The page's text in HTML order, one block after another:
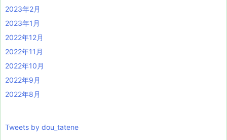
2023年2月
2023年1月
2022年12月
2022年11月
2022年10月
2022年9月
2022年8月
Tweets by dou_tatene